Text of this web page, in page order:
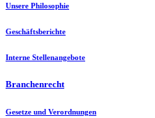
Unsere Philosophie
Geschäftsberichte
Interne Stellenangebote
Branchenrecht
Gesetze und Verordnungen